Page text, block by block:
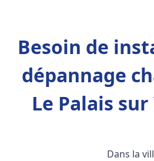
Besoin de
dépannage
Le Palais
Dans la